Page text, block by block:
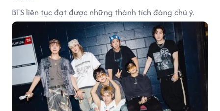
BTS liên tục đạt được những thành tích đáng chú ý.